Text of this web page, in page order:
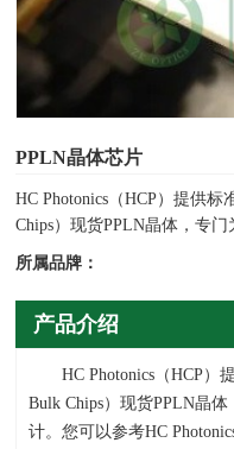
PPLN晶体芯片
HC Photonics（HCP）提供
Chips）现货PPLN晶体，专
所属品牌：
产品介绍
HC Photonics（HCP）
Bulk Chips）现货PPLN晶体
计。您可以参考HC